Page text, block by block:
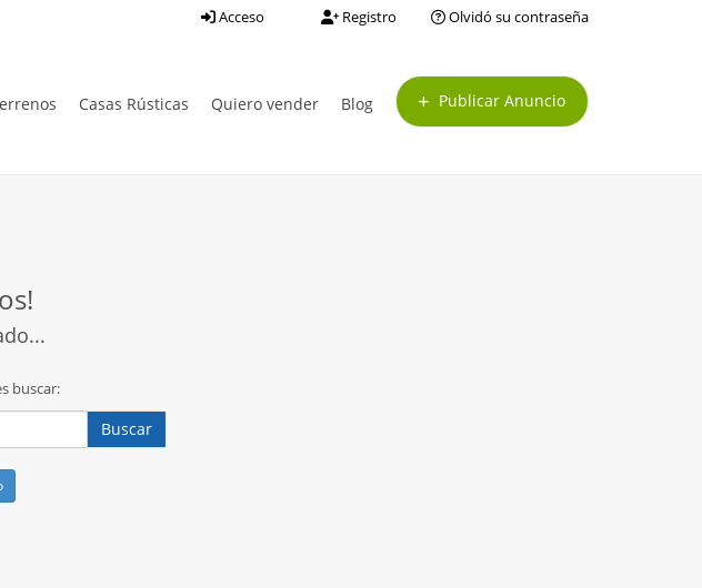
Acceso Registro Olvidó su contraseña
Casas Rústicas Quiero vender Blog Publicar Anuncio
buscar:
Buscar